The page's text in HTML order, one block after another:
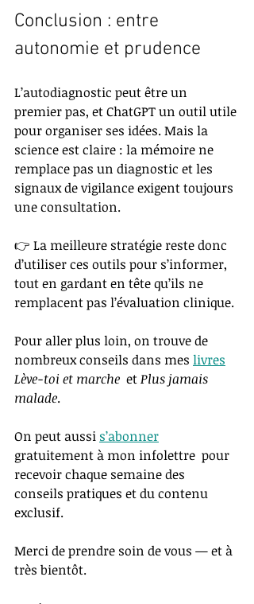
Conclusion : entre
autonomie et prudence
L’autodiagnostic peut être un
premier pas, et ChatGPT un outil utile
pour organiser ses idées. Mais la
science est claire : la mémoire ne
remplace pas un diagnostic et les
signaux de vigilance exigent toujours
une consultation.
👉 La meilleure stratégie reste donc
d’utiliser ces outils pour s’informer,
tout en gardant en tête qu’ils ne
remplacent pas l’évaluation clinique.
Pour aller plus loin, on trouve de
nombreux conseils dans mes livres
Lève-toi et marche et Plus jamais
malade.
On peut aussi s’abonner
gratuitement à mon infolettre  pour
recevoir chaque semaine des
conseils pratiques et du contenu
exclusif.
Merci de prendre soin de vous — et à
très bientôt.